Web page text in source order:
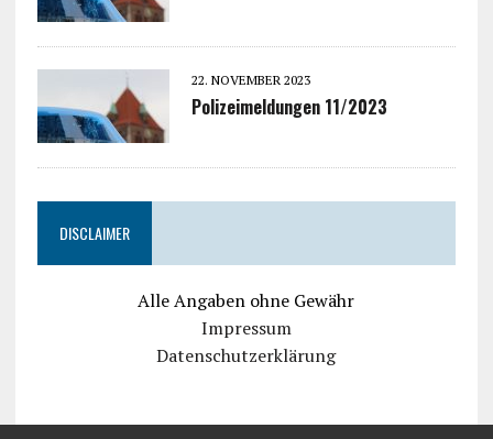
22. NOVEMBER 2023
Polizeimeldungen 11/2023
DISCLAIMER
Alle Angaben ohne Gewähr
Impressum
Datenschutzerklärung